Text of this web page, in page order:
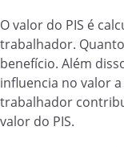
O valor do PIS é
trabalhador.
benefício. Além
influencia no valor
trabalhador
valor do PIS.